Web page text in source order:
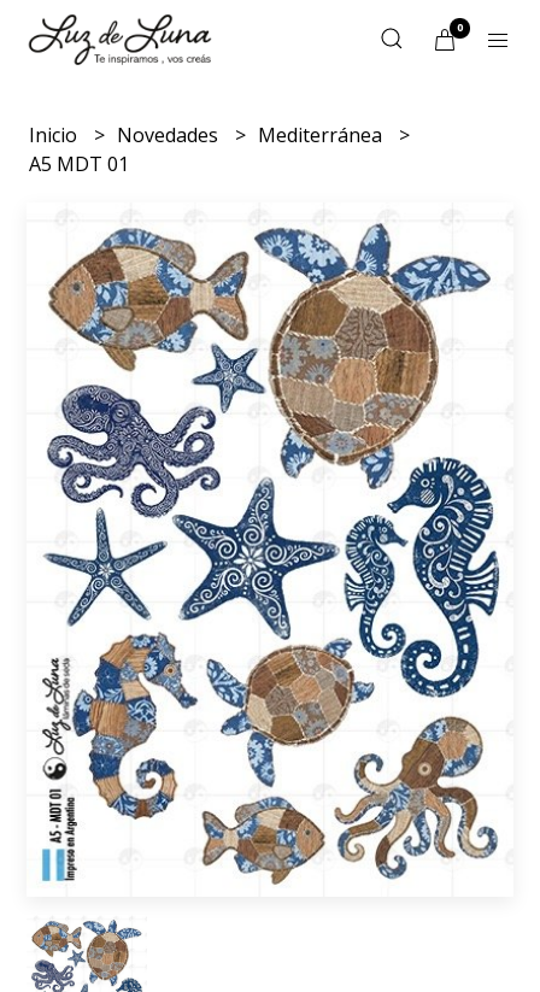
0
Inicio Novedades
Mediterránea
A5 MDT 01